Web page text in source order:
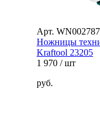
Арт.
Ножницы
Kraftool 23205
1 970 / шт
руб.